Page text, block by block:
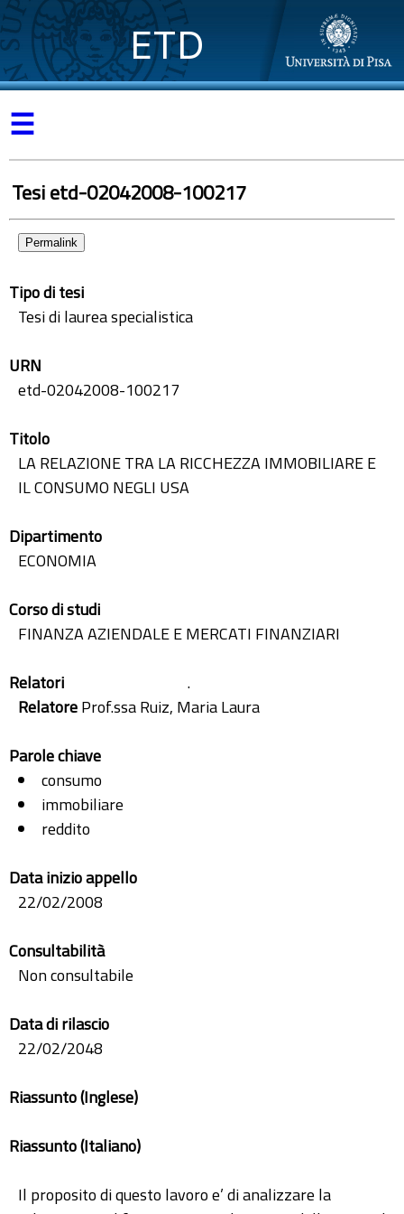
ETD
☰
Tesi etd-02042008-100217
Permalink
Tipo di tesi
Tesi di laurea specialistica
URN
etd-02042008-100217
Titolo
LA RELAZIONE TRA LA RICCHEZZA IMMOBILIARE E
IL CONSUMO NEGLI USA
Dipartimento
ECONOMIA
Corso di studi
FINANZA AZIENDALE E MERCATI FINANZIARI
Relatori
.
RelatoreProf.ssa Ruiz, Maria Laura
Parole chiave
consumo
immobiliare
reddito
Data inizio appello
22/02/2008
Consultabilità
Non consultabile
Data di rilascio
22/02/2048
Riassunto (Inglese)
Riassunto (Italiano)
Il proposito di questo lavoro e’ di analizzare la